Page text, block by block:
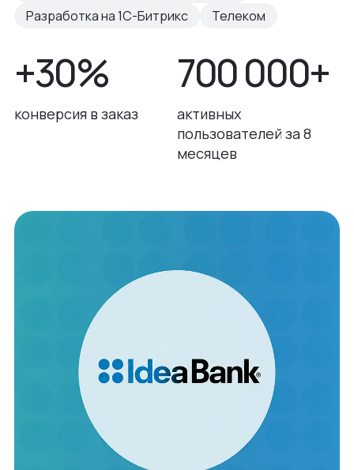
Разработка на 1С-Битрикс
Телеком
+30%
конверсия в заказ
700 000+
активных
пользователей за 8
месяцев